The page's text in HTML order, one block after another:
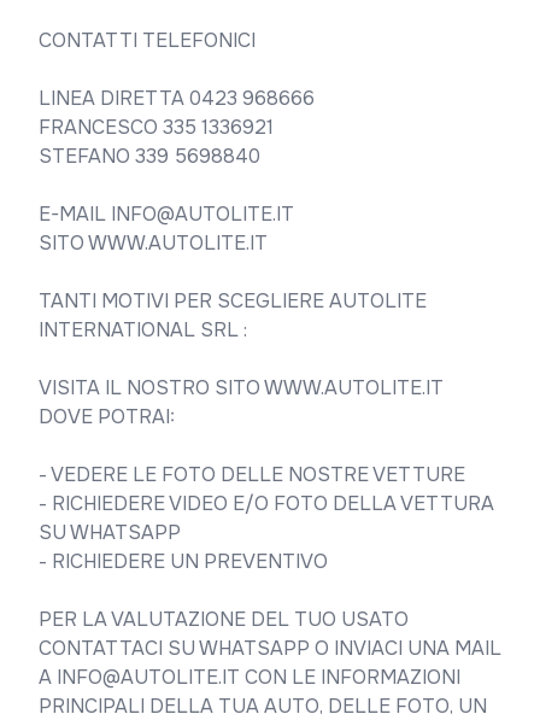
CONTATTI TELEFONICI
LINEA DIRETTA 0423 968666
FRANCESCO 335 1336921
STEFANO 339 5698840
E-MAIL INFO@AUTOLITE.IT
SITO WWW.AUTOLITE.IT
TANTI MOTIVI PER SCEGLIERE AUTOLITE
INTERNATIONAL SRL :
VISITA IL NOSTRO SITO WWW.AUTOLITE.IT
DOVE POTRAI:
- VEDERE LE FOTO DELLE NOSTRE VETTURE
- RICHIEDERE VIDEO E/O FOTO DELLA VETTURA
SU WHATSAPP
- RICHIEDERE UN PREVENTIVO
PER LA VALUTAZIONE DEL TUO USATO
CONTATTACI SU WHATSAPP O INVIACI UNA MAIL
A INFO@AUTOLITE.IT CON LE INFORMAZIONI
PRINCIPALI DELLA TUA AUTO, DELLE FOTO, UN